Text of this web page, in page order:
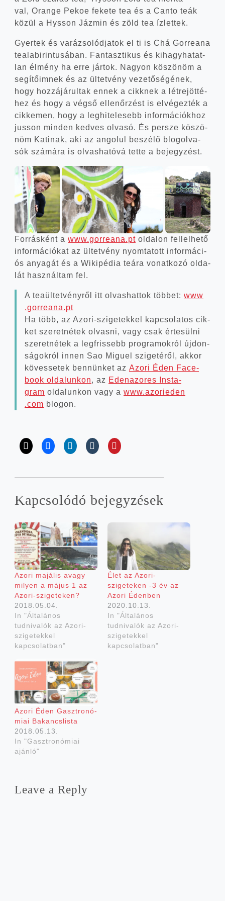
val, Orange Pekoe feke­te tea és a Can­to teák
közül a Hys­son Jáz­min és zöld tea ízlettek.
Gyer­tek és vará­zso­lód­ja­tok el ti is Chá Gor­re­a­na
tea­la­bi­rin­tu­sá­ban. Fan­tasz­ti­kus és kihagy­ha­tat­
lan élmény ha erre jár­tok. Nagyon köszö­nöm a
segí­tő­im­nek és az ültet­vény veze­tő­sé­gé­nek,
hogy hoz­zá­já­rul­tak ennek a cikk­nek a lét­re­jöt­té­
hez és hogy a vég­ső ellen­őr­zést is elvé­gez­ték a
cik­ke­men, hogy a leg­hi­te­le­sebb infor­má­ci­ók­hoz
jus­son min­den ked­ves olva­só. És per­sze köszö­
nöm Kati­nak, aki az ango­lul beszé­lő blog­ol­va­
sók szá­má­ra is olvas­ha­tó­vá tet­te a bejegyzést.
For­rás­ként a www​.gor​re​a​na​.pt olda­lon fel­lel­he­tő
infor­má­ci­ó­kat az ültet­vény nyom­ta­tott infor­má­ci­
ós anya­gát és a Wiki­pé­dia teá­ra vonat­ko­zó olda­
lát hasz­nál­tam fel.
A tea­ül­tet­vény­ről itt olvas­hat­tok töb­bet: www​
.gor​re​a​na​.pt
Ha több, az Azori-szigetekkel kap­cso­la­tos cik­
ket sze­ret­né­tek olvas­ni, vagy csak érte­sül­ni
sze­ret­né­tek a leg­fris­sebb prog­ra­mok­ról újdon­
sá­gok­ról innen Sao Miguel szi­ge­té­ről, akkor
köves­se­tek ben­nün­ket az Azo­ri Éden Face­
book olda­lun­kon, az Eden­az­or­es Ins­ta­
gram olda­lun­kon vagy a www​.azorie​den​
.com blogon.
Kap­cso­ló­dó bejegyzések
Azo­ri majá­lis avagy
milyen a május 1 az
Azori-szigeteken?
2018.05.04.
In "Általános
tudnivalók az Azori-
szigetekkel
kapcsolatban"
Élet az Azori-
szigeteken ‑3 év az
Azo­ri Édenben
2020.10.13.
In "Általános
tudnivalók az Azori-
szigetekkel
kapcsolatban"
Azo­ri Éden Gaszt­ro­nó­
mi­ai Bakancslista
2018.05.13.
In "Gasztronómiai
ajánló"
Leave a Reply